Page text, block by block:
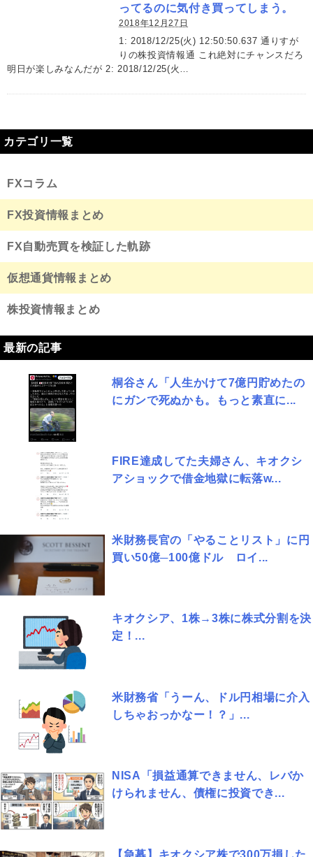
ってるのに気付き買ってしまう。
2018年12月27日
1: 2018/12/25(火) 12:50:50.637 通りすが
りの株投資情報通 これ絶対にチャンスだろ
明日が楽しみなんだが 2: 2018/12/25(火…
カテゴリ一覧
FXコラム
FX投資情報まとめ
FX自動売買を検証した軌跡
仮想通貨情報まとめ
株投資情報まとめ
最新の記事
桐谷さん「人生かけて7億円貯めたの
にガンで死ぬかも。もっと素直に...
FIRE達成してた夫婦さん、キオクシ
アショックで借金地獄に転落w...
米財務長官の「やることリスト」に円
買い50億─100億ドル ロイ...
キオクシア、1株→3株に株式分割を決
定！...
米財務省「うーん、ドル円相場に介入
しちゃおっかなー！？」...
NISA「損益通算できません、レバか
けられません、債権に投資でき...
【急募】キオクシア株で300万損した